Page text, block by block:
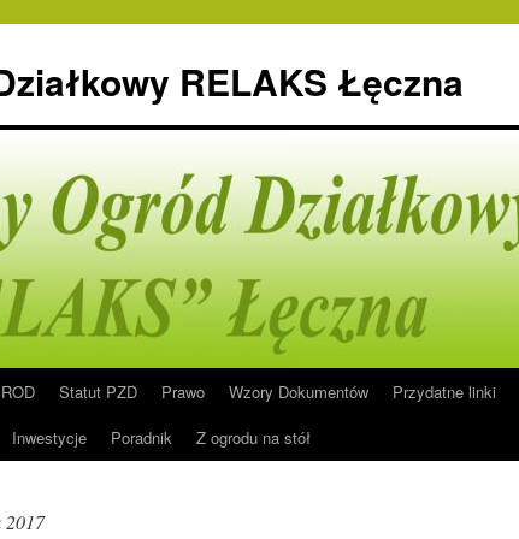
RELAKS Łęczna
Statut PZD Prawo Wzory Dokumentów Przydatne linki
Inwestycje Poradnik Z ogrodu na stół
2017